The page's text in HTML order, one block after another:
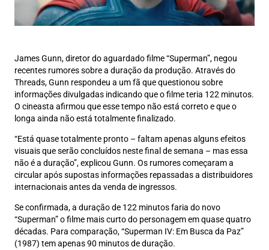
James Gunn, diretor do aguardado filme “Superman”, negou
recentes rumores sobre a duração da produção. Através do
Threads, Gunn respondeu a um fã que questionou sobre
informações divulgadas indicando que o filme teria 122 minutos.
O cineasta afirmou que esse tempo não está correto e que o
longa ainda não está totalmente finalizado.
“Está quase totalmente pronto – faltam apenas alguns efeitos
visuais que serão concluídos neste final de semana – mas essa
não é a duração”, explicou Gunn. Os rumores começaram a
circular após supostas informações repassadas a distribuidores
internacionais antes da venda de ingressos.
Se confirmada, a duração de 122 minutos faria do novo
“Superman” o filme mais curto do personagem em quase quatro
décadas. Para comparação, “Superman IV: Em Busca da Paz”
(1987) tem apenas 90 minutos de duração.